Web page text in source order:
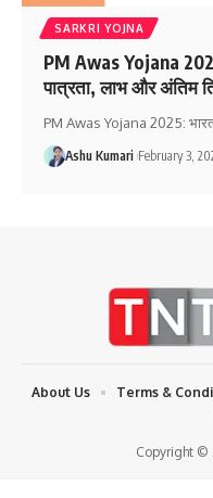
SARKRI YOJNA
PM Awas Yojana
पात्रता, लाभ और अंतिम
PM Awas Yojana 2025:
Ashu Kumari February 3,
Copyright ©
About Us Terms &